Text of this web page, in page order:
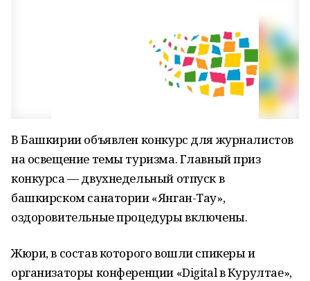
В Башкирии объявлен конкурс для журналистов
на освещение темы туризма. Главный приз
конкурса — двухнедельный отпуск в
башкирском санатории «Янган-Тау»,
оздоровительные процедуры включены.
Жюри, в состав которого вошли спикеры и
организаторы конференции «Digital в Курултае»,